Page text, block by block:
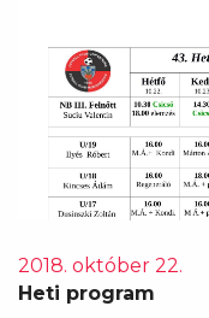
2018. október 22.
Heti program